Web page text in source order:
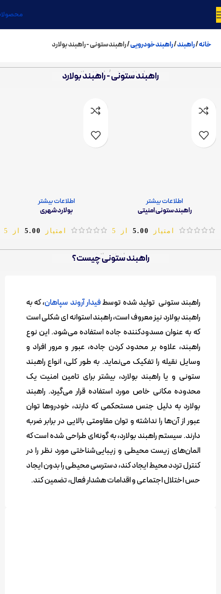
خانه راهبند راهبند خودرویی راهبند ستونی - راهبند بولارد
راهبند ستونی - راهبند بولارد
راه بند ستونی / راه بند بولارد
اطلاعات بیشتر
راهبند ستونی امنیتی
امتیاز 5.00 از 5
اطلاعات بیشتر
بولارد شهری
امتیاز 5.00 از 5
راهبند ستونی چیست؟
راه بند بولارد
راهبند ستونی تولید شده توسطفیدار آروند سپاهان، که به
راهبند بولارد نیز معروف است، راهبند استوانه‌ ای شکلی است
که به عنوان مسدودکننده جاده استفاده می‌شود. این نوع
راهبند، علاوه بر محدود کردن جاده، عبور و مرور افراد و
وسایل نقیله را تفکیک می‌نماید. به طور کلی، انواع راهبند
ستونی و یا راهبند بولارد، بیشتر برای تامین امنیت یک
محدوده مکانی خاص مورد استفاده قرار می‌گیرد. راهبند
بولارد به دلیل جنس مستحکمی که دارند، خودروها توان
عبور از آن‌ها را نداشته و توان مقاومتی بالایی در برابر ضربه
دارند. سیستم راهبند بولارد، به گونه‌ای طراحی شده است که
المان‌های زیست‌ محیطی و زیبایی‌شناختی مورد نظر را در
کنترل تردد محیط ایجاد کند، دسترسی محیطی را بدون ایجاد
حس اختلال اجتماعی و اقدامات هشدار فعال، تضمین کند.